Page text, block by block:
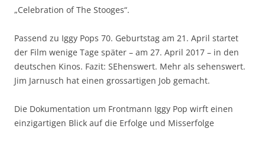
„Celebration of The Stooges“.
Passend zu Iggy Pops 70. Geburtstag am 21. April startet
der Film wenige Tage später – am 27. April 2017 – in den
deutschen Kinos. Fazit: SEhenswert. Mehr als sehenswert.
Jim Jarnusch hat einen grossartigen Job gemacht.
Die Dokumentation um Frontmann Iggy Pop wirft einen
einzigartigen Blick auf die Erfolge und Misserfolge